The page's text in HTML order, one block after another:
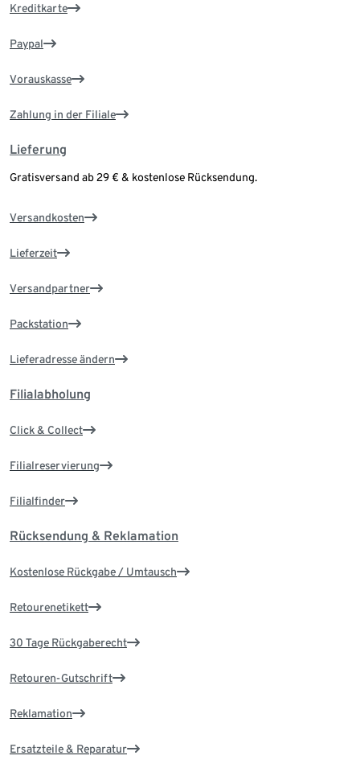
Kreditkarte
Paypal
Vorauskasse
Zahlung in der Filiale
Lieferung
Gratisversand ab 29 € & kostenlose Rücksendung.
Versandkosten
Lieferzeit
Versandpartner
Packstation
Lieferadresse ändern
Filialabholung
Click & Collect
Filialreservierung
Filialfinder
Rücksendung & Reklamation
Kostenlose Rückgabe / Umtausch
Retourenetikett
30 Tage Rückgaberecht
Retouren-Gutschrift
Reklamation
Ersatzteile & Reparatur